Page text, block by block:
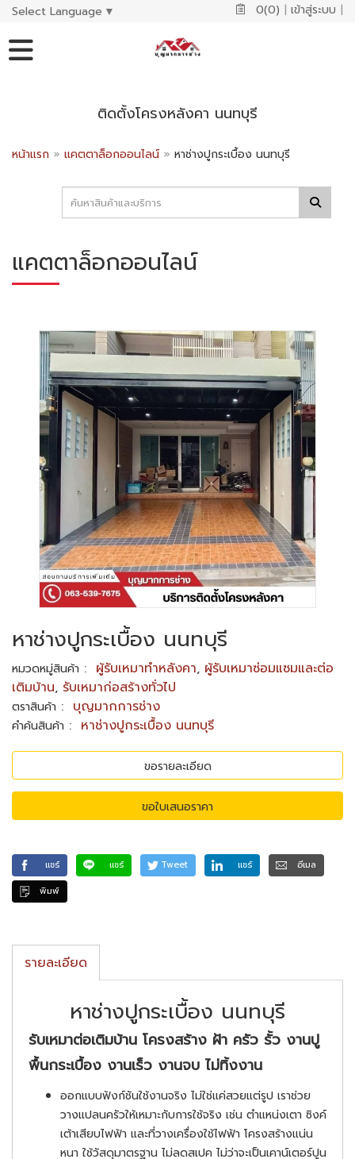
Select Language ▼ 0(0) | เข้าสู่ระบบ |
ติดตั้งโครงหลังคา นนทบุรี
หน้าแรก » แคตตาล็อกออนไลน์ » หาช่างปูกระเบื้อง นนทบุรี
แคตตาล็อกออนไลน์
หาช่างปูกระเบื้อง นนทบุรี
หมวดหมู่สินค้า : ผู้รับเหมาทำหลังคา, ผู้รับเหมาซ่อมแซมและต่อ
เติมบ้าน, รับเหมาก่อสร้างทั่วไป
ตราสินค้า : บุญมากการช่าง
คำค้นสินค้า : หาช่างปูกระเบื้อง นนทบุรี
ขอรายละเอียด
ขอใบเสนอราคา
แชร์ แชร์ Tweet แชร์
อีเมล
พิมพ์
รายละเอียด
หาช่างปูกระเบื้อง นนทบุรี
รับเหมาต่อเติมบ้าน โครงสร้าง ฝ้า ครัว รั้ว งานปู
พื้นกระเบื้อง งานเร็ว งานจบ ไม่ทิ้งงาน
ออกแบบฟังก์ชันใช้งานจริง ไม่ใช่แค่สวยแต่รูป เราช่วย
วางแปลนครัวให้เหมาะกับการใช้จริง เช่น ตำแหน่งเตา ซิงค์
เต้าเสียบไฟฟ้า และที่วางเครื่องใช้ไฟฟ้า โครงสร้างแน่น
หนา ใช้วัสดุมาตรฐาน ไม่ลดสเปค ไม่ว่าจะเป็นเคาน์เตอร์ปูน